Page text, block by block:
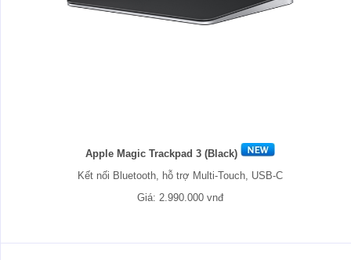
Apple Magic Trackpad 3 (Black)
Kết nối Bluetooth, hỗ trợ Multi-Touch, USB-C
Giá: 2.990.000 vnđ